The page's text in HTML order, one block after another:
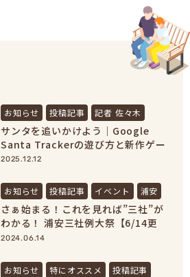
お知らせ 投稿記事 記者 佐々木
サンタを追いかけよう｜Google
Santa Trackerの遊び方と新作ゲー
ムまとめ【2025最新】
2025.12.12
お知らせ 投稿記事 イベント 浦安
さぁ始まる！これを見れば”三社”が
わかる！ 浦安三社例大祭【6/14更
新】
2024.06.14
お知らせ 特にオススメ
投稿記事